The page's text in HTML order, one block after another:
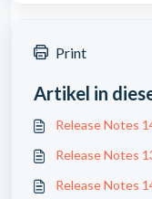
Print
Artikel in
Release Notes
Release Notes